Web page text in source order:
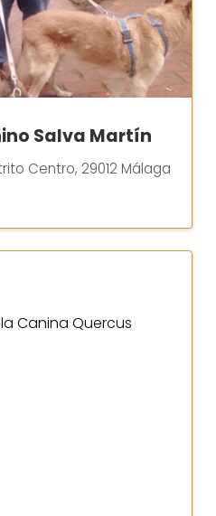
Salva Martín
Centro, 29012 Málaga